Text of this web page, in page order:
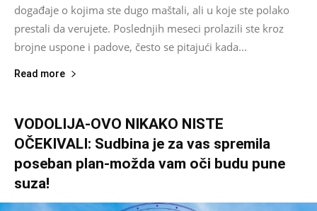
događaje o kojima ste dugo maštali, ali u koje ste polako
prestali da verujete. Poslednjih meseci prolazili ste kroz
brojne uspone i padove, često se pitajući kada...
Read more
VODOLIJA-OVO NIKAKO NISTE
OČEKIVALI: Sudbina je za vas spremila
poseban plan-možda vam oči budu pune
suza!